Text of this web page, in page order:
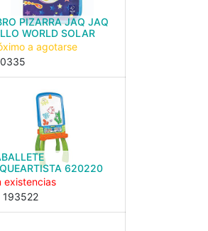
PIZARRA JAQ JAQ
WORLD SOLAR
a agotarse
620220
existencias
193522